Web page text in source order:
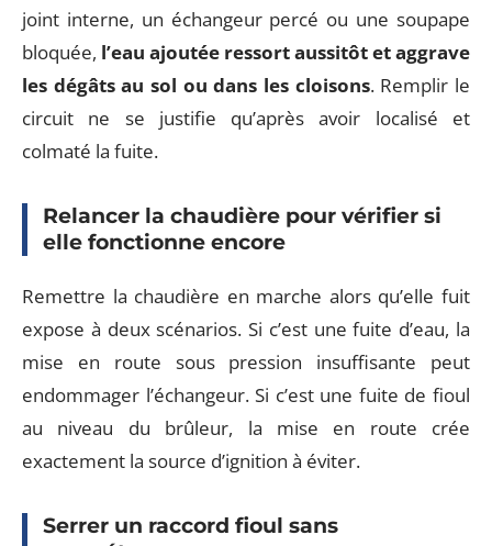
joint interne, un échangeur percé ou une soupape
bloquée, l’eau ajoutée ressort aussitôt et aggrave
les dégâts au sol ou dans les cloisons. Remplir le
circuit ne se justifie qu’après avoir localisé et
colmaté la fuite.
Relancer la chaudière pour vérifier si
elle fonctionne encore
Remettre la chaudière en marche alors qu’elle fuit
expose à deux scénarios. Si c’est une fuite d’eau, la
mise en route sous pression insuffisante peut
endommager l’échangeur. Si c’est une fuite de fioul
au niveau du brûleur, la mise en route crée
exactement la source d’ignition à éviter.
Serrer un raccord fioul sans